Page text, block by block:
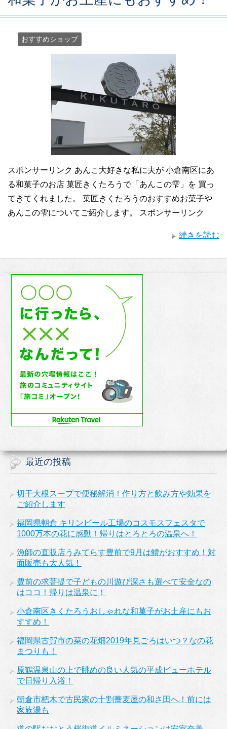
おすすめショップ
スポンサーリンク あんこ大好きな私に夫が 小倉南区にあ
る和菓子のお店 菓匠きくたろうで「あんこの雫」を 買っ
てきてくれました。 菓匠きくたろうのおすすめお菓子や
あんこの雫についてご紹介します。 スポンサーリンク
続きを読む
最近の投稿
切干大根スープで便秘解消！作り方と飲み方や効果を
ご紹介します
福岡県朝倉 キリンビール工場のコスモスフェスタで
1000万本の花に感動！帰りはとろとろの温泉へ！
漁師の直販店うみてらす豊前で9月は鱧がおすすめ！対
面販売も大人気！
豊前の求菩提で子どもの川遊び深さも選べて安全なの
はココ！帰りは温泉に！
小倉南区きくたろうおしゃれな和菓子がお土産にもお
すすめ！
福岡県古賀市の菜の花畑2019年見ごろはいつ？なの花
まつりも！
原鶴温泉山の上で眺めの良い人気の平成ビューホテル
で日帰り入浴！
朝倉市杷木で古民家の十割蕎麦屋の和さ田へ！前には
家族湯も